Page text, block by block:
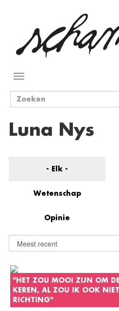
inhoud
Navigatie
Zoekveld
Luna Nys
- Elk -
Wetenschap
Opinie
"HET ZOU MOOI ZIJN OM
KEREN, AL ZOU IK OOK
RICHTING"